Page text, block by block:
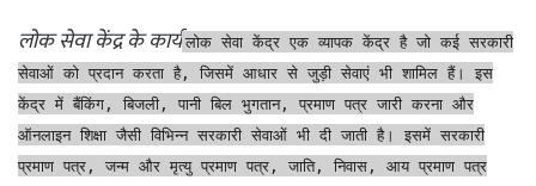
लोक सेवा केंद्र के कार्य लोक सेवा केंद्र एक व्यापक केंद्र है जो कई सरकारी
सेवाओं को प्रदान करता है, जिसमें आधार से जुड़ी सेवाएं भी शामिल हैं। इस
केंद्र में बैंकिंग, बिजली, पानी बिल भुगतान, प्रमाण पत्र जारी करना और
ऑनलाइन शिक्षा जैसी विभिन्न सरकारी सेवाओं भी दी जाती है। इसमें सरकारी
प्रमाण पत्र, जन्म और मृत्यु प्रमाण पत्र, जाति, निवास, आय प्रमाण पत्र